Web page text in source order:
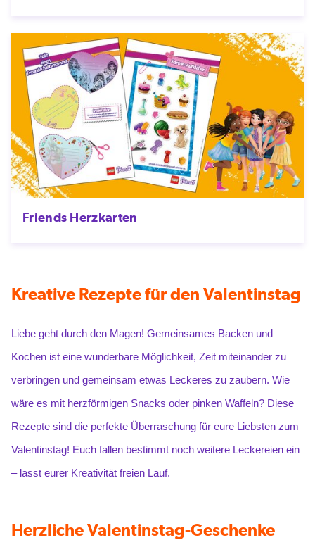
Friends Herzkarten
Kreative Rezepte für den Valentinstag
Liebe geht durch den Magen! Gemeinsames Backen und
Kochen ist eine wunderbare Möglichkeit, Zeit miteinander zu
verbringen und gemeinsam etwas Leckeres zu zaubern. Wie
wäre es mit herzförmigen Snacks oder pinken Waffeln? Diese
Rezepte sind die perfekte Überraschung für eure Liebsten zum
Valentinstag! Euch fallen bestimmt noch weitere Leckereien ein
– lasst eurer Kreativität freien Lauf.
Herzliche Valentinstag-Geschenke